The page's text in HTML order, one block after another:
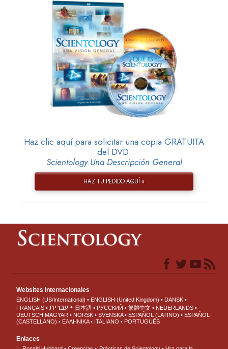
Haz clic aquí para solicitar una copia GRATUITA
del DVD:
Scientology Una Descripción General
HAZ TU PEDIDO AQUÍ »
Websites Internacionales
ENGLISH (US/International) ENGLISH (United Kingdom)
DANSK
FRANÇAIS
עברית 日本語 РУССКИЙ 繁體中文
NEDERLANDS
DEUTSCH MAGYAR NORSK SVENSKA ESPAÑOL (LATINO)
ESPAÑOL
(CASTELLANO)
ΕΛΛΗΝΙΚA ITALIANO PORTUGUÊS
Enlaces